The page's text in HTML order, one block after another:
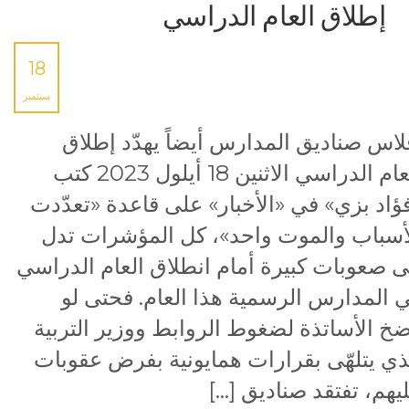
إطلاق العام الدراسي
18
سبتمبر
صناديق المدارس أيضاً يهدّد إطلاق
العام الدراسي الاثنين 18 أيلول 2023 كتب
بزي» في «الأخبار» على قاعدة «تعدّدت
والموت واحد»، كل المؤشرات تدل
صعوبات كبيرة أمام انطلاق العام الدراسي
المدارس الرسمية هذا العام. فحتى لو
الأساتذة لضغوط الروابط ووزير التربية
يتلهّى بقرارات همايونية بفرض عقوبات
تفتقد صناديق […]